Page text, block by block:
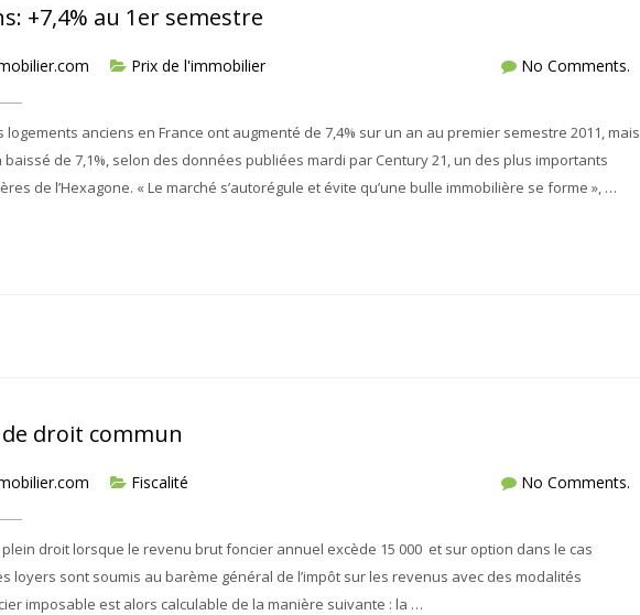
+7,4% au 1er semestre
Prix de l'immobilier No Comments.
logements anciens en France ont augmenté de 7,4% sur un an au premier semestre 2011, mais
de 7,1%, selon des données publiées mardi par Century 21, un des plus importants
de l’Hexagone. « Le marché s’autorégule et évite qu’une bulle immobilière se forme », …
droit commun
Fiscalité No Comments.
droit lorsque le revenu brut foncier annuel excède 15 000  et sur option dans le cas
loyers sont soumis au barème général de l’impôt sur les revenus avec des modalités
imposable est alors calculable de la manière suivante : la …